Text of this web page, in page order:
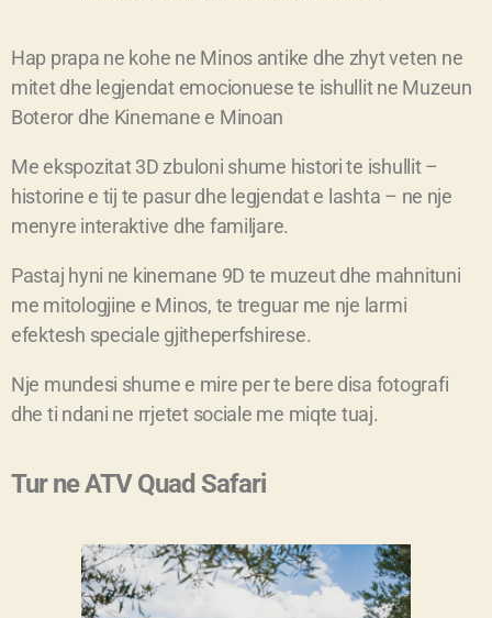
Hap prapa ne kohe ne Minos antike dhe zhyt veten ne
mitet dhe legjendat emocionuese te ishullit ne Muzeun
Boteror dhe Kinemane e Minoan
Me ekspozitat 3D zbuloni shume histori te ishullit –
historine e tij te pasur dhe legjendat e lashta – ne nje
menyre interaktive dhe familjare.
Pastaj hyni ne kinemane 9D te muzeut dhe mahnituni
me mitologjine e Minos, te treguar me nje larmi
efektesh speciale gjitheperfshirese.
Nje mundesi shume e mire per te bere disa fotografi
dhe ti ndani ne rrjetet sociale me miqte tuaj.
Tur ne ATV Quad Safari